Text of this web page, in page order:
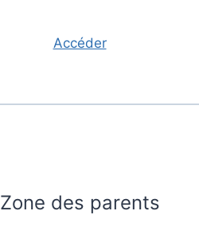
Accéder
Zone des parents